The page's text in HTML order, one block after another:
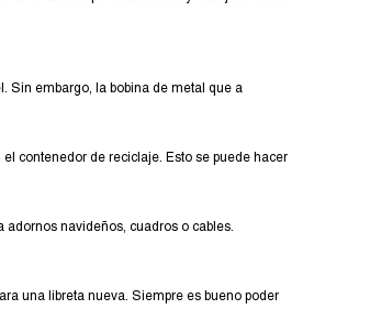
Sin embargo, la bobina de metal que a
contenedor de reciclaje. Esto se puede hacer
adornos navideños, cuadros o cables.
una libreta nueva. Siempre es bueno poder